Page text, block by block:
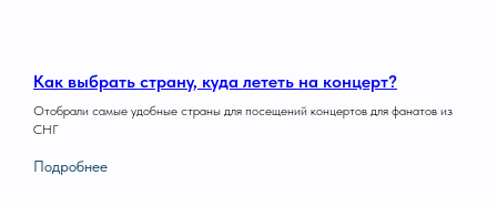
Как выбрать страну, куда лететь на концерт?
Отобрали самые удобные страны для посещений концертов для фанатов из
СНГ
Подробнее